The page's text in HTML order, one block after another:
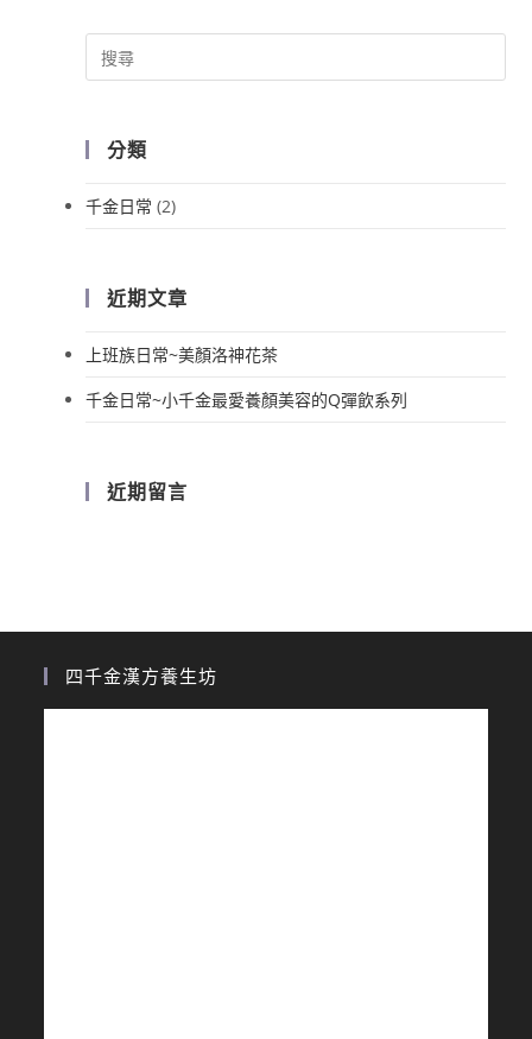
分類
千金日常 (2)
近期文章
上班族日常~美顏洛神花茶
千金日常~小千金最愛養顏美容的Q彈飲系列
近期留言
四千金漢方養生坊